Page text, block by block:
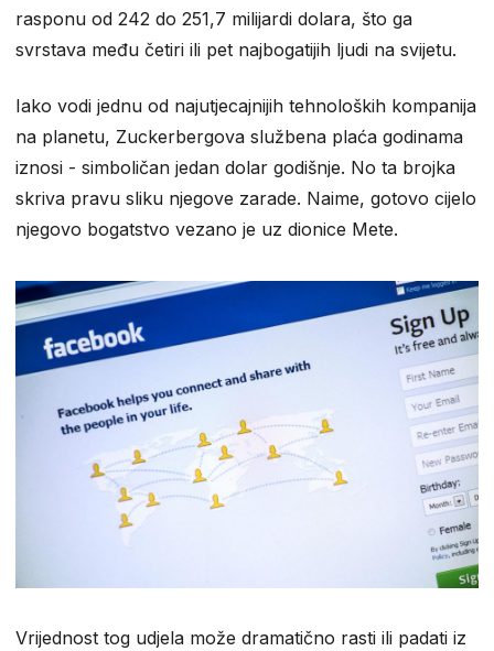
rasponu od 242 do 251,7 milijardi dolara, što ga
svrstava među četiri ili pet najbogatijih ljudi na svijetu.
Iako vodi jednu od najutjecajnijih tehnoloških kompanija
na planetu, Zuckerbergova službena plaća godinama
iznosi - simboličan jedan dolar godišnje. No ta brojka
skriva pravu sliku njegove zarade. Naime, gotovo cijelo
njegovo bogatstvo vezano je uz dionice Mete.
Vrijednost tog udjela može dramatično rasti ili padati iz